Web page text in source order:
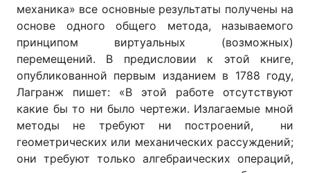
механика» все основные результаты получены на
основе одного общего метода, называемого
принципом виртуальных (возможных)
перемещений. В предисловии к этой книге,
опубликованной первым изданием в 1788 году,
Лагранж пишет: «В этой работе отсутствуют
какие бы то ни было чертежи. Излагаемые мной
методы не требуют ни построений, ни
геометрических или механических рассуждений;
они требуют только алгебраических операций,